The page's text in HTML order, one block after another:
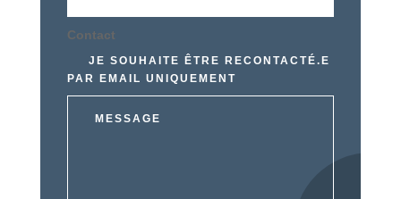
Contact
JE SOUHAITE ÊTRE RECONTACTÉ.E
PAR EMAIL UNIQUEMENT